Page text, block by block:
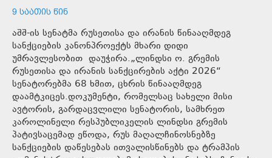
9 ᲡᲐᲐᲗᲘᲡ ᲬᲘᲜ
აშშ-ის სენატმა რუსეთისა და ირანის წინააღმდეგ
სანქციების კანონპროექტს მხარი დიდი
უმრავლესობით დაუჭირა.„ლინდსი ო. გრემის
რუსეთისა და ირანის სანქცირების აქტი 2026“
სენატორებმა 68 ხმით, ცხრის წინააღმდეგ
დაამტკიცეს.დოკუმენტი, რომელსაც სახელი მისი
ავტორის, გარდაცვლილი სენატორის, სამხრეთ
კაროლინელი რესპუბლიკელის ლინდსი გრემის
პატივსაცემად ეწოდა, რუს მაღალჩინოსნებზე
სანქციების დაწესებას ითვალისწინებს და ტრამპის